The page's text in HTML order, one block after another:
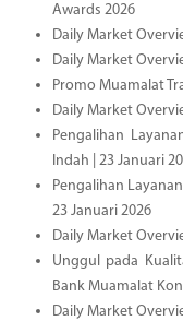
Awards 2026
Daily Market
Daily Market
Promo Muamalat
Daily Market
Pengalihan
Indah | 23 Januari
Pengalihan
23 Januari 2026
Daily Market
Unggul pada
Bank Muamalat
Daily Market